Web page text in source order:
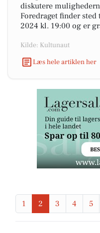
diskutere
Foredraget finder
2024 kl. 19:00 og er
Kilde: Kultunaut
Læs hele artiklen her
1 2 3 4 5